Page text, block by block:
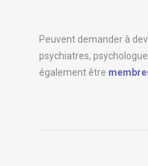
Peuvent demander à
psychiatres,
également être